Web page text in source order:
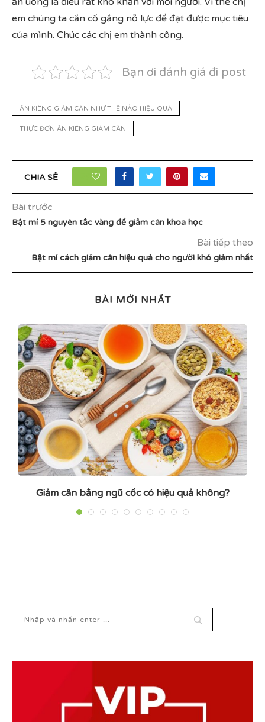
em chúng ta cần cố gắng nỗ lực để đạt được mục tiêu
của mình. Chúc các chị em thành công.
Bạn ơi đánh giá đi post
ĂN KIÊNG GIẢM CÂN NHƯ THẾ NÀO HIỆU QUẢ
THỰC ĐƠN ĂN KIÊNG GIẢM CÂN
CHIA SẺ
Bài trước
Bật mí 5 nguyên tắc vàng để giảm cân khoa học
Bài tiếp theo
Bật mí cách giảm cân hiệu quả cho người khó giảm nhất
BÀI MỚI NHẤT
Giảm cân bằng ngũ cốc có hiệu quả không?